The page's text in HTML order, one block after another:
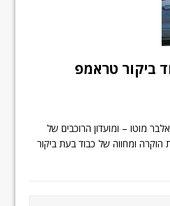
ביקור טראמפ
מוטו – ומועדון הרוכבים של
הוקרה ומחווה של כבוד בעת ביקור